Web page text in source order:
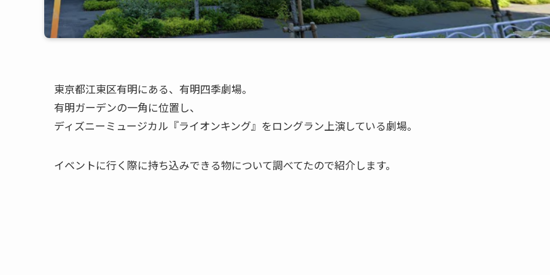
東京都江東区有明にある、有明四季劇場。
有明ガーデンの一角に位置し、
ディズニーミュージカル『ライオンキング』をロングラン上演している劇場。
イベントに行く際に持ち込みできる物について調べてたので紹介します。